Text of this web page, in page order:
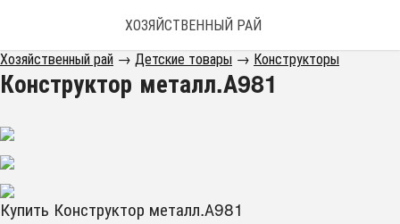
ХОЗЯЙСТВЕННЫЙ РАЙ
Хозяйственный рай → Детские товары → Конструкторы
Конструктор металл.А981
Купить Конструктор металл.А981